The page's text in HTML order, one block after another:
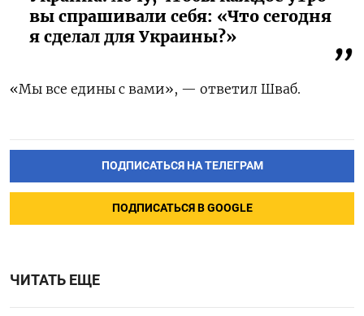
вы спрашивали себя: «Что сегодня
я сделал для Украины?»
«Мы все едины с вами», — ответил Шваб.
ПОДПИСАТЬСЯ НА ТЕЛЕГРАМ
ПОДПИСАТЬСЯ В GOOGLE
ЧИТАТЬ ЕЩЕ